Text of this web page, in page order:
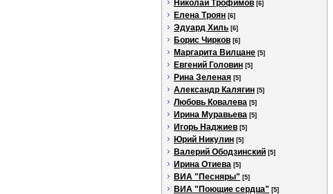
Николай Трофимов [6]
Елена Троян [6]
Эдуард Хиль [6]
Борис Чирков [6]
Маргарита Вилцане [5]
Евгений Головин [5]
Рина Зеленая [5]
Александр Калягин [5]
Любовь Ковалева [5]
Ирина Муравьева [5]
Игорь Наджиев [5]
Юрий Никулин [5]
Валерий Ободзинский [5]
Ирина Отиева [5]
ВИА "Песняры" [5]
ВИА "Поющие сердца" [5]